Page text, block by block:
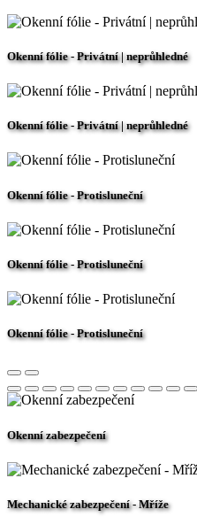
Okenní fólie - Privátní | neprůhledné
Okenní fólie - Privátní | neprůhledné
Okenní fólie - Protisluneční
Okenní fólie - Protisluneční
Okenní fólie - Protisluneční
Okenní zabezpečení
Mechanické zabezpečení - Mříže